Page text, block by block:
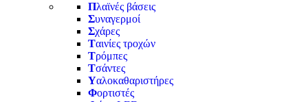
Πλαϊνές βάσεις
Συναγερμοί
Σχάρες
Ταινίες τροχών
Τρόμπες
Τσάντες
Υαλοκαθαριστήρες
Φορτιστές